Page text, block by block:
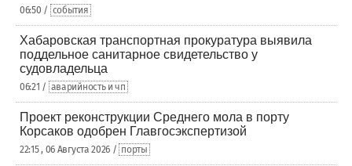
06:50 / события
Хабаровская транспортная прокуратура выявила
поддельное санитарное свидетельство у
судовладельца
06:21 / аварийность и чп
Проект реконструкции Среднего мола в порту
Корсаков одобрен Главгосэкспертизой
22:15 , 06 Августа 2026 / порты